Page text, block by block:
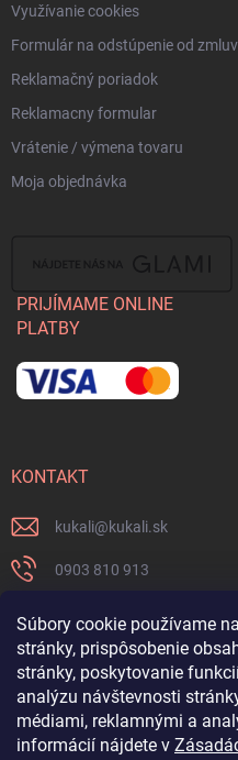
Súbory cookie používame
stránky, prispôsobenie
stránky, poskytovanie
analýzu návštevnosti
médiami, reklamnými a
informácií nájdete v
Využívanie cookies
Formulár na odstúpenie od
Reklamačný poriadok
Reklamacny formular
Vrátenie / výmena tovaru
Moja objednávka
PRIJÍMAME ONLINE
PLATBY
KONTAKT
kukali@kukali.sk
0903 810 913
Nenechajte si ujsť novinky
kukalishop